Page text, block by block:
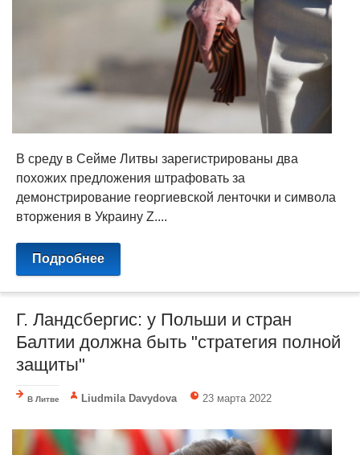
В среду в Сейме Литвы зарегистрированы два
похожих предложения штрафовать за
демонстрирование георгиевской ленточки и символа
вторжения в Украину Z....
Подробнее
Г. Ландсбергис: у Польши и стран
Балтии должна быть "стратегия полной
защиты"
В Литве Liudmila Davydova 23 марта 2022